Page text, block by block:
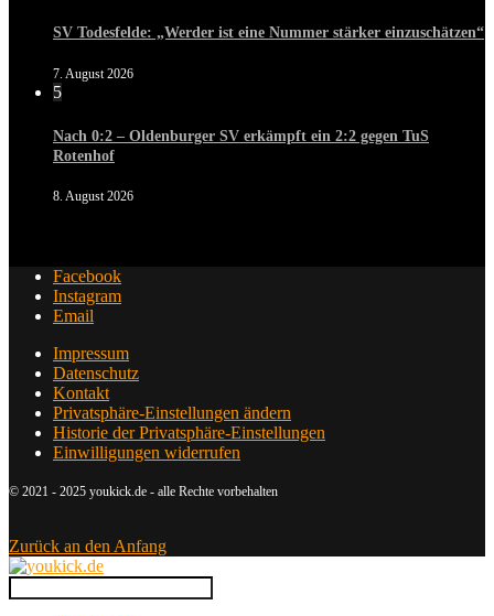
SV Todesfelde: „Werder ist eine Nummer stärker einzuschätzen“
7. August 2026
5
Nach 0:2 – Oldenburger SV erkämpft ein 2:2 gegen TuS
Rotenhof
8. August 2026
Facebook
Instagram
Email
Impressum
Datenschutz
Kontakt
Privatsphäre-Einstellungen ändern
Historie der Privatsphäre-Einstellungen
Einwilligungen widerrufen
© 2021 - 2025 youkick.de - alle Rechte vorbehalten
Zurück an den Anfang